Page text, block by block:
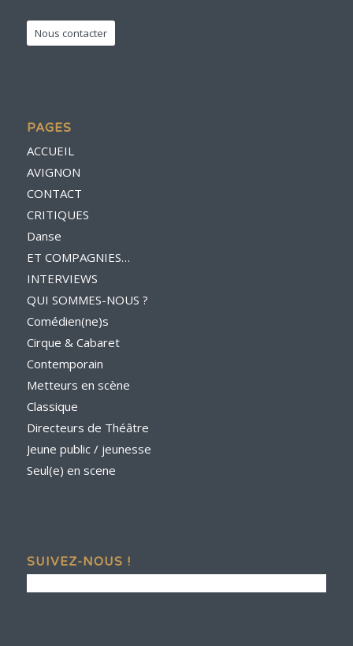
Nous contacter
PAGES
ACCUEIL
AVIGNON
CONTACT
CRITIQUES
Danse
ET COMPAGNIES…
INTERVIEWS
QUI SOMMES-NOUS ?
Comédien(ne)s
Cirque & Cabaret
Contemporain
Metteurs en scène
Classique
Directeurs de Théâtre
Jeune public / jeunesse
Seul(e) en scene
SUIVEZ-NOUS !